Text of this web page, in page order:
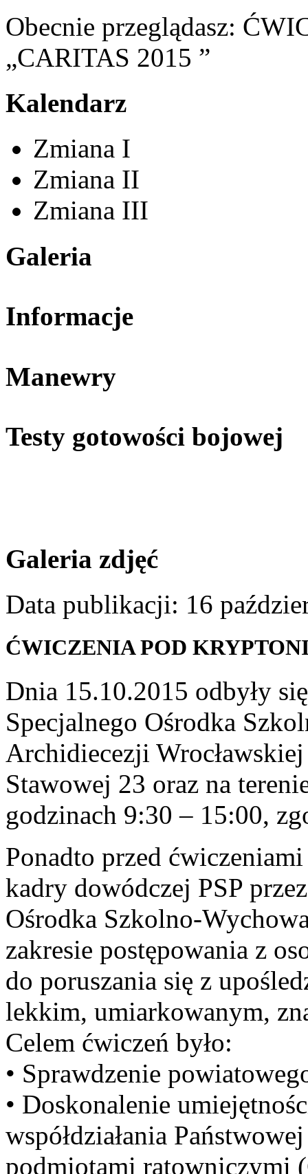
Obecnie przeglądasz:
„CARITAS 2015 ”
Kalendarz
Zmiana I
Zmiana II
Zmiana III
Galeria
Informacje
Manewry
Testy gotowości bojowej
Galeria zdjęć
Data publikacji: 16
ĆWICZENIA POD
Dnia 15.10.2015 odbyły
Specjalnego Ośrodka
Archidiecezji
Stawowej 23 oraz na
godzinach 9:30 – 15:00,
Ponadto przed
kadry dowódczej PSP
Ośrodka Szkolno-
zakresie postępowania z
do poruszania się z
lekkim, umiarkowanym,
Celem ćwiczeń było:
• Sprawdzenie
• Doskonalenie
współdziałania
podmiotami ratowniczymi